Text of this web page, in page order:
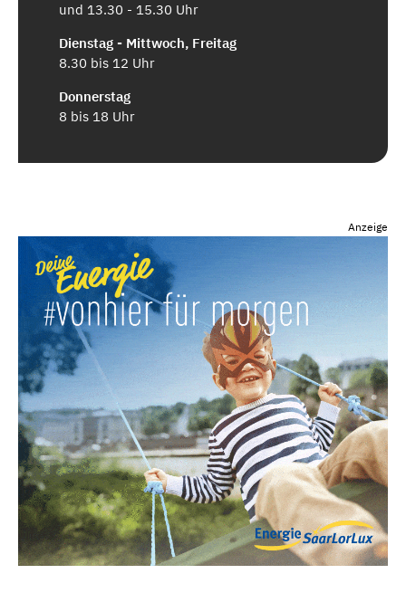
und 13.30 - 15.30 Uhr
Dienstag - Mittwoch, Freitag
8.30 bis 12 Uhr
Donnerstag
8 bis 18 Uhr
Anzeige